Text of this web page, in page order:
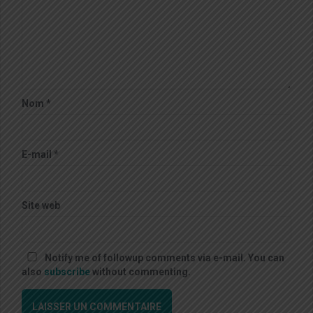
Nom *
E-mail *
Site web
Notify me of followup comments via e-mail. You can
also subscribe without commenting.